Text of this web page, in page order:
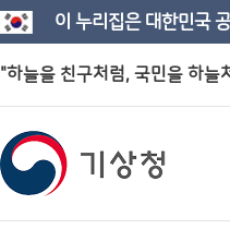
이 누리집은 대한민국
"하늘을 친구처럼, 국민을 하늘